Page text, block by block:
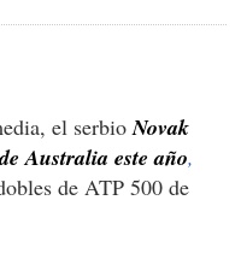
el serbio Novak
Australia este año,
de ATP 500 de